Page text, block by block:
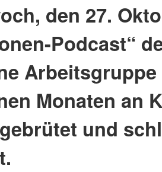
den 27.
Podcast“
Monaten an
und